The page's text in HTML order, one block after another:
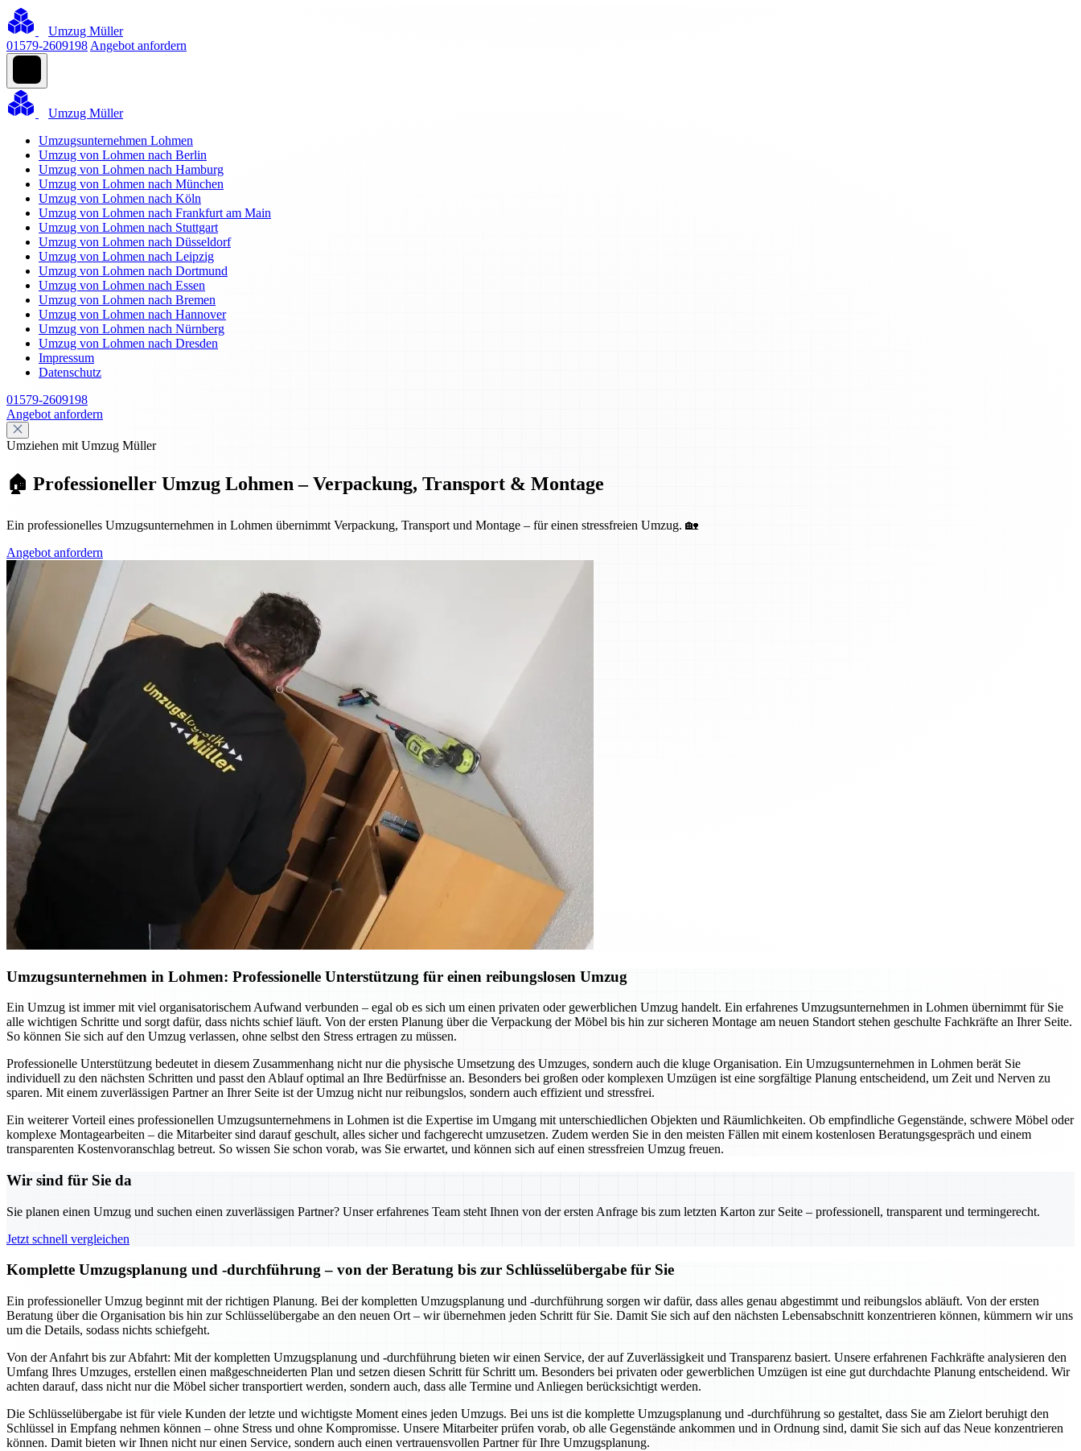
Umzug Müller
01579-2609198 Angebot anfordern
Umzug Müller
Umzugsunternehmen Lohmen
Umzug von Lohmen nach Berlin
Umzug von Lohmen nach Hamburg
Umzug von Lohmen nach München
Umzug von Lohmen nach Köln
Umzug von Lohmen nach Frankfurt am Main
Umzug von Lohmen nach Stuttgart
Umzug von Lohmen nach Düsseldorf
Umzug von Lohmen nach Leipzig
Umzug von Lohmen nach Dortmund
Umzug von Lohmen nach Essen
Umzug von Lohmen nach Bremen
Umzug von Lohmen nach Hannover
Umzug von Lohmen nach Nürnberg
Umzug von Lohmen nach Dresden
Impressum
Datenschutz
01579-2609198
Angebot anfordern
Umziehen mit Umzug Müller
🏠 Professioneller Umzug Lohmen – Verpackung, Transport & Montage
Ein professionelles Umzugsunternehmen in Lohmen übernimmt Verpackung, Transport und Montage – für einen stressfreien Umzug. 🏡
Angebot anfordern
Umzugsunternehmen in Lohmen: Professionelle Unterstützung für einen reibungslosen Umzug
Ein Umzug ist immer mit viel organisatorischem Aufwand verbunden – egal ob es sich um einen privaten oder gewerblichen Umzug handelt. Ein erfahrenes Umzugsunternehmen in Lohmen übernimmt für Sie
alle wichtigen Schritte und sorgt dafür, dass nichts schief läuft. Von der ersten Planung über die Verpackung der Möbel bis hin zur sicheren Montage am neuen Standort stehen geschulte Fachkräfte an Ihrer Seite.
So können Sie sich auf den Umzug verlassen, ohne selbst den Stress ertragen zu müssen.
Professionelle Unterstützung bedeutet in diesem Zusammenhang nicht nur die physische Umsetzung des Umzuges, sondern auch die kluge Organisation. Ein Umzugsunternehmen in Lohmen berät Sie
individuell zu den nächsten Schritten und passt den Ablauf optimal an Ihre Bedürfnisse an. Besonders bei großen oder komplexen Umzügen ist eine sorgfältige Planung entscheidend, um Zeit und Nerven zu
sparen. Mit einem zuverlässigen Partner an Ihrer Seite ist der Umzug nicht nur reibungslos, sondern auch effizient und stressfrei.
Ein weiterer Vorteil eines professionellen Umzugsunternehmens in Lohmen ist die Expertise im Umgang mit unterschiedlichen Objekten und Räumlichkeiten. Ob empfindliche Gegenstände, schwere Möbel oder
komplexe Montagearbeiten – die Mitarbeiter sind darauf geschult, alles sicher und fachgerecht umzusetzen. Zudem werden Sie in den meisten Fällen mit einem kostenlosen Beratungsgespräch und einem
transparenten Kostenvoranschlag betreut. So wissen Sie schon vorab, was Sie erwartet, und können sich auf einen stressfreien Umzug freuen.
Wir sind für Sie da
Sie planen einen Umzug und suchen einen zuverlässigen Partner? Unser erfahrenes Team steht Ihnen von der ersten Anfrage bis zum letzten Karton zur Seite – professionell, transparent und termingerecht.
Jetzt schnell vergleichen
Komplette Umzugsplanung und -durchführung – von der Beratung bis zur Schlüsselübergabe für Sie
Ein professioneller Umzug beginnt mit der richtigen Planung. Bei der kompletten Umzugsplanung und -durchführung sorgen wir dafür, dass alles genau abgestimmt und reibungslos abläuft. Von der ersten
Beratung über die Organisation bis hin zur Schlüsselübergabe an den neuen Ort – wir übernehmen jeden Schritt für Sie. Damit Sie sich auf den nächsten Lebensabschnitt konzentrieren können, kümmern wir uns
um die Details, sodass nichts schiefgeht.
Von der Anfahrt bis zur Abfahrt: Mit der kompletten Umzugsplanung und -durchführung bieten wir einen Service, der auf Zuverlässigkeit und Transparenz basiert. Unsere erfahrenen Fachkräfte analysieren den
Umfang Ihres Umzuges, erstellen einen maßgeschneiderten Plan und setzen diesen Schritt für Schritt um. Besonders bei privaten oder gewerblichen Umzügen ist eine gut durchdachte Planung entscheidend. Wir
achten darauf, dass nicht nur die Möbel sicher transportiert werden, sondern auch, dass alle Termine und Anliegen berücksichtigt werden.
Die Schlüsselübergabe ist für viele Kunden der letzte und wichtigste Moment eines jeden Umzugs. Bei uns ist die komplette Umzugsplanung und -durchführung so gestaltet, dass Sie am Zielort beruhigt den
Schlüssel in Empfang nehmen können – ohne Stress und ohne Kompromisse. Unsere Mitarbeiter prüfen vorab, ob alle Gegenstände ankommen und in Ordnung sind, damit Sie sich auf das Neue konzentrieren
können. Damit bieten wir Ihnen nicht nur einen Service, sondern auch einen vertrauensvollen Partner für Ihre Umzugsplanung.